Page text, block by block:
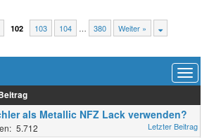
102 103 104 … 380 Weiter »
als Metallic NFZ Lack verwenden?
5.712